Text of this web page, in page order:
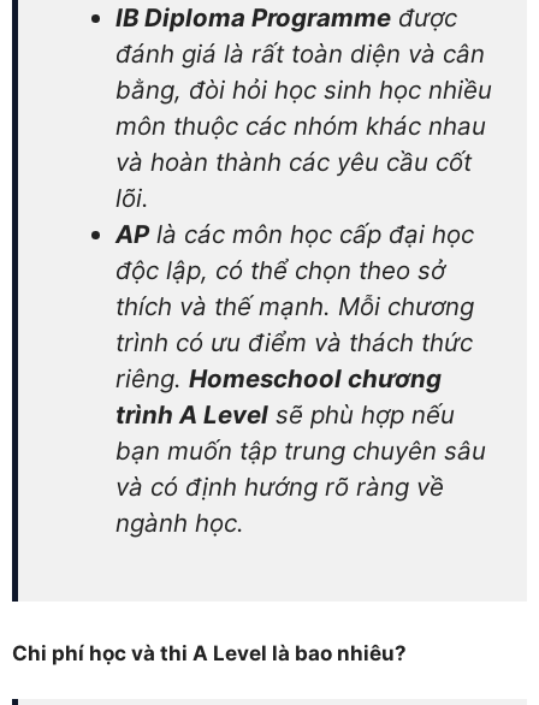
IB Diploma Programme được
đánh giá là rất toàn diện và cân
bằng, đòi hỏi học sinh học nhiều
môn thuộc các nhóm khác nhau
và hoàn thành các yêu cầu cốt
lõi.
APlà các môn học cấp đại học
độc lập, có thể chọn theo sở
thích và thế mạnh. Mỗi chương
trình có ưu điểm và thách thức
riêng.Homeschool chương
trình A Level sẽ phù hợp nếu
bạn muốn tập trung chuyên sâu
và có định hướng rõ ràng về
ngành học.
Chi phí học và thi A Level là bao nhiêu?